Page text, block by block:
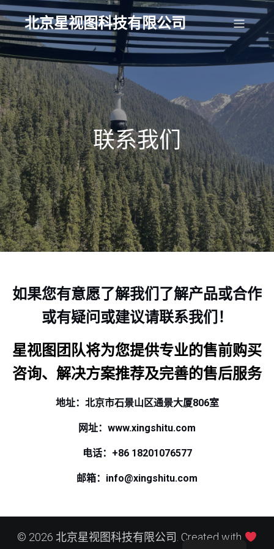
北京星视图科技有限公司
联系我们
如果您有意愿了解我们了解产品或合作
或有疑问或建议请联系我们！
星视图团队将为您提供专业的售前购买
咨询、解决方案推荐及完善的售后服务
地址：北京市石景山区通景大厦806室
网址：www.xingshitu.com
电话：+86 18201076577
邮箱：info@xingshitu.com
© 2026 北京星视图科技有限公司. Created with